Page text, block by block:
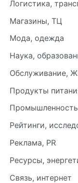
Логистика,
Магазины, ТЦ
Мода, одежда
Наука,
Обслуживание,
Продукты
Промышленность
Рейтинги,
Реклама, PR
Ресурсы,
Связь, интернет